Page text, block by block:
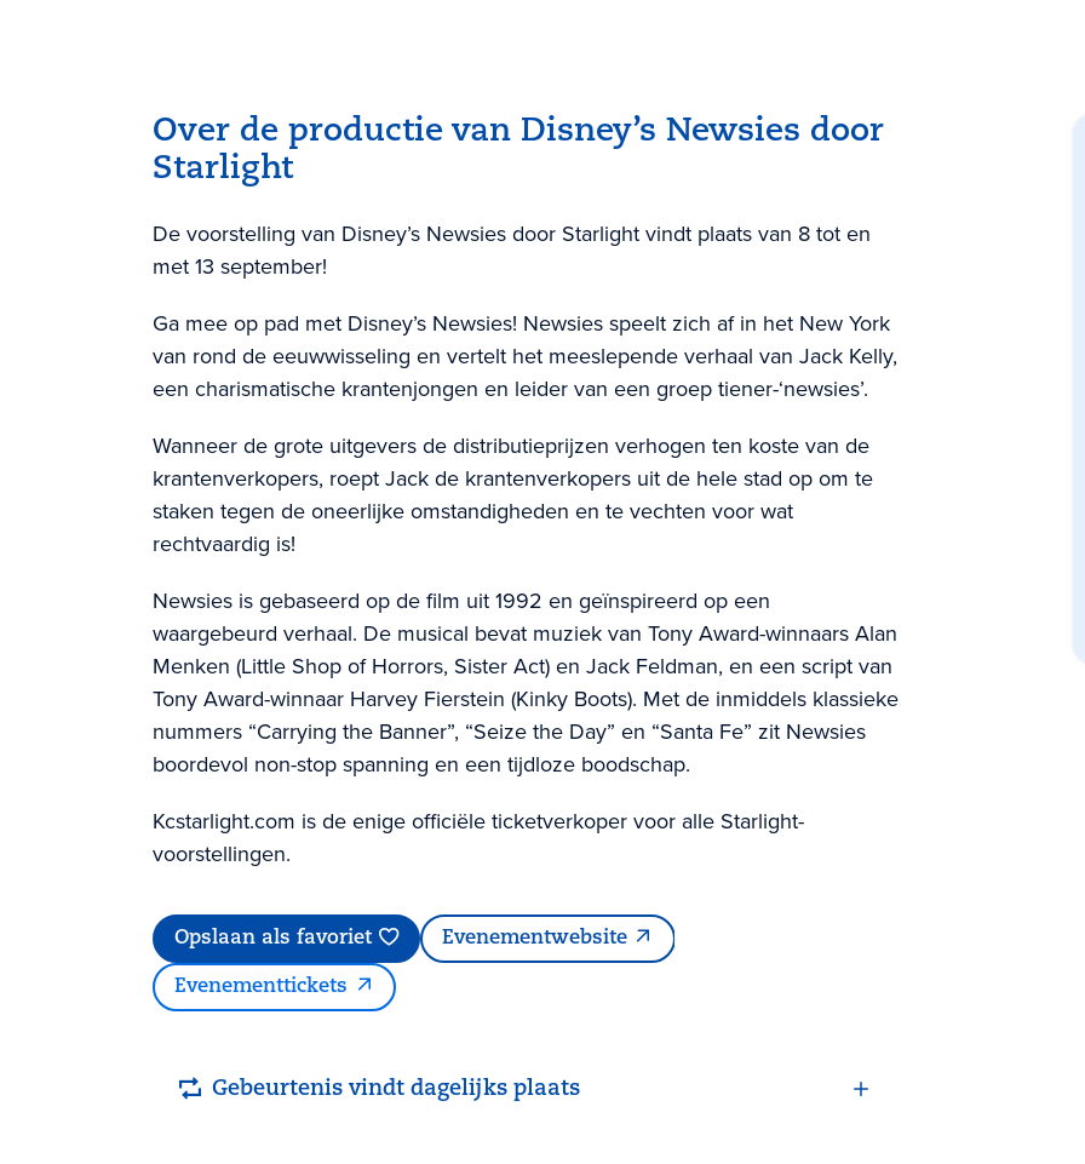
Over de productie van Disney’s Newsies door
Starlight
De voorstelling van Disney’s Newsies door Starlight vindt plaats van 8 tot en
met 13 september!
Ga mee op pad met Disney’s Newsies! Newsies speelt zich af in het New York
van rond de eeuwwisseling en vertelt het meeslepende verhaal van Jack Kelly,
een charismatische krantenjongen en leider van een groep tiener-‘newsies’.
Wanneer de grote uitgevers de distributieprijzen verhogen ten koste van de
krantenverkopers, roept Jack de krantenverkopers uit de hele stad op om te
staken tegen de oneerlijke omstandigheden en te vechten voor wat
rechtvaardig is!
Newsies is gebaseerd op de film uit 1992 en geïnspireerd op een
waargebeurd verhaal. De musical bevat muziek van Tony Award-winnaars Alan
Menken (Little Shop of Horrors, Sister Act) en Jack Feldman, en een script van
Tony Award-winnaar Harvey Fierstein (Kinky Boots). Met de inmiddels klassieke
nummers “Carrying the Banner”, “Seize the Day” en “Santa Fe” zit Newsies
boordevol non-stop spanning en een tijdloze boodschap.
Kcstarlight.com is de enige officiële ticketverkoper voor alle Starlight-
voorstellingen.
Opslaan als favoriet Evenementwebsite
Evenementtickets
Gebeurtenis vindt dagelijks plaats